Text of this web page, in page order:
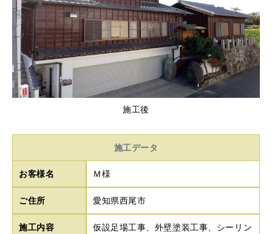
施工後
施工データ
お客様名 Ｍ様
ご住所 愛知県西尾市
施工内容
仮設足場工事、外壁塗装工事、シーリン